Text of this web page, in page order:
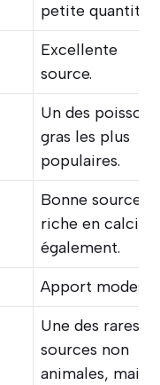
petite quantité.
Excellente
source.
Un des poissons
gras les plus
populaires.
Bonne source,
riche en
également.
Apport
Une des rares
sources non
animales, mais